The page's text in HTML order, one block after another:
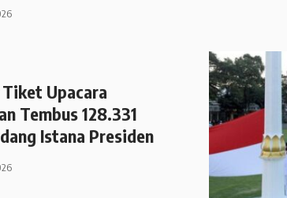
Tiket Upacara
Tembus 128.331
Istana Presiden